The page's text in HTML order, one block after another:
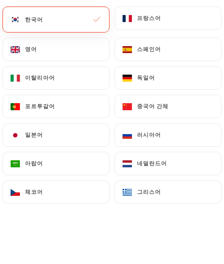
메뉴
한국어 프랑스어
영어 스페인어
이탈리아어 독일어
포르투갈어 중국어 간체
일본어 러시아어
아랍어 네덜란드어
체코어 그리스어
연락처
한국어 프랑스어
영어 스페인어
이탈리아어 독일어
포르투갈어 중국어 간체
일본어 러시아어
아랍어 네덜란드어
체코어 그리스어